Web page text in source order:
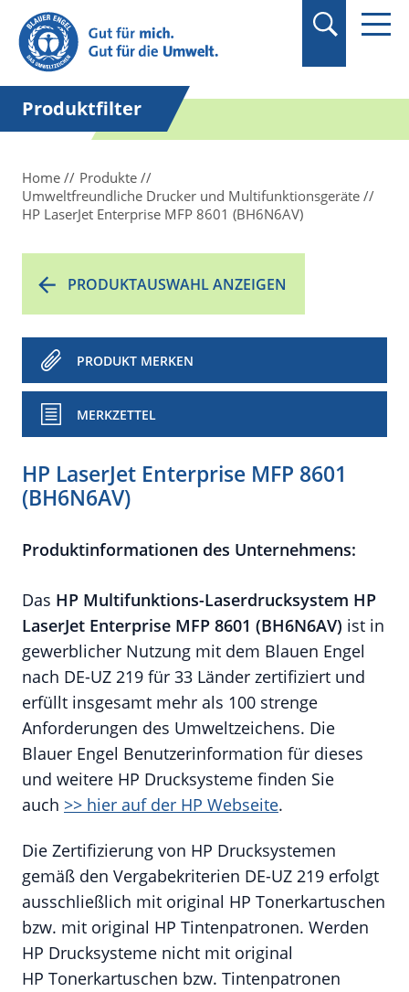
Produktfilter
Home
Produkte
Umweltfreundliche Drucker und Multifunktionsgeräte
HP LaserJet Enterprise MFP 8601 (BH6N6AV)
PRODUKTAUSWAHL ANZEIGEN
PRODUKT MERKEN
MERKZETTEL
HP LaserJet Enterprise MFP 8601
(BH6N6AV)
Produktinformationen des Unternehmens:
Das HP Multifunktions-Laserdrucksystem HP
LaserJet Enterprise MFP 8601 (BH6N6AV) ist in
gewerblicher Nutzung mit dem Blauen Engel
nach DE-UZ 219 für 33 Länder zertifiziert und
erfüllt insgesamt mehr als 100 strenge
Anforderungen des Umweltzeichens. Die
Blauer Engel Benutzerinformation für dieses
und weitere HP Drucksysteme finden Sie
auch >> hier auf der HP Webseite.
Die Zertifizierung von HP Drucksystemen
gemäß den Vergabekriterien DE-UZ 219 erfolgt
ausschließlich mit original HP Tonerkartuschen
bzw. mit original HP Tintenpatronen. Werden
HP Drucksysteme nicht mit original
HP Tonerkartuschen bzw. Tintenpatronen